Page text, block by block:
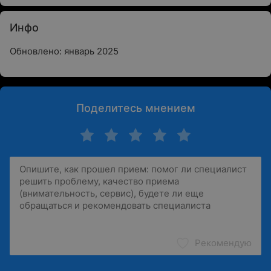
Инфо
Обновлено: январь 2025
Поделитесь мнением
Рекомендую